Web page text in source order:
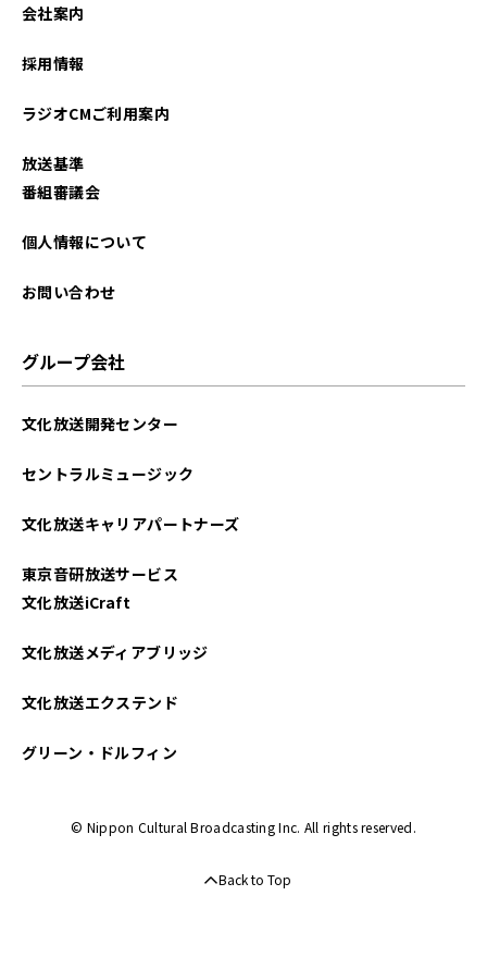
会社案内
採用情報
ラジオCMご利用案内
放送基準
番組審議会
個人情報について
お問い合わせ
グループ会社
文化放送開発センター
セントラルミュージック
文化放送キャリアパートナーズ
東京音研放送サービス
文化放送iCraft
文化放送メディアブリッジ
文化放送エクステンド
グリーン・ドルフィン
© Nippon Cultural Broadcasting Inc. All rights reserved.
Back to Top